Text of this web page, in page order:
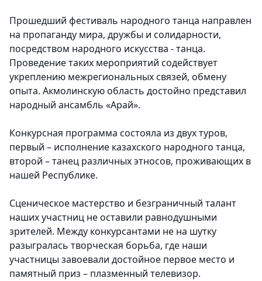
Прошедший фестиваль народного танца направлен
на пропаганду мира, дружбы и солидарности,
посредством народного искусства - танца.
Проведение таких мероприятий содействует
укреплению межрегиональных связей, обмену
опыта. Акмолинскую область достойно представил
народный ансамбль «Арай».
Конкурсная программа состояла из двух туров,
первый – исполнение казахского народного танца,
второй – танец различных этносов, проживающих в
нашей Республике.
Сценическое мастерство и безграничный талант
наших участниц не оставили равнодушными
зрителей. Между конкурсантами не на шутку
разыгралась творческая борьба, где наши
участницы завоевали достойное первое место и
памятный приз – плазменный телевизор.